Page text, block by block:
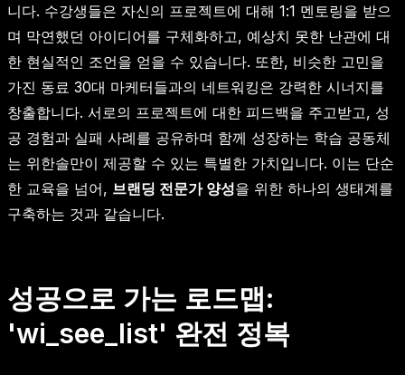
니다. 수강생들은 자신의 프로젝트에 대해 1:1 멘토링을 받으
며 막연했던 아이디어를 구체화하고, 예상치 못한 난관에 대
한 현실적인 조언을 얻을 수 있습니다. 또한, 비슷한 고민을
가진 동료 30대 마케터들과의 네트워킹은 강력한 시너지를
창출합니다. 서로의 프로젝트에 대한 피드백을 주고받고, 성
공 경험과 실패 사례를 공유하며 함께 성장하는 학습 공동체
는 위한솔만이 제공할 수 있는 특별한 가치입니다. 이는 단순
한 교육을 넘어, 브랜딩 전문가 양성을 위한 하나의 생태계를
구축하는 것과 같습니다.
성공으로 가는 로드맵:
'wi_see_list' 완전 정복